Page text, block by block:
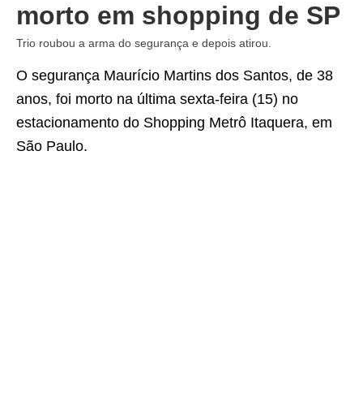
morto em shopping de SP
Trio roubou a arma do segurança e depois atirou.
O segurança Maurício Martins dos Santos, de 38
anos, foi morto na última sexta-feira (15) no
estacionamento do Shopping Metrô Itaquera, em
São Paulo.